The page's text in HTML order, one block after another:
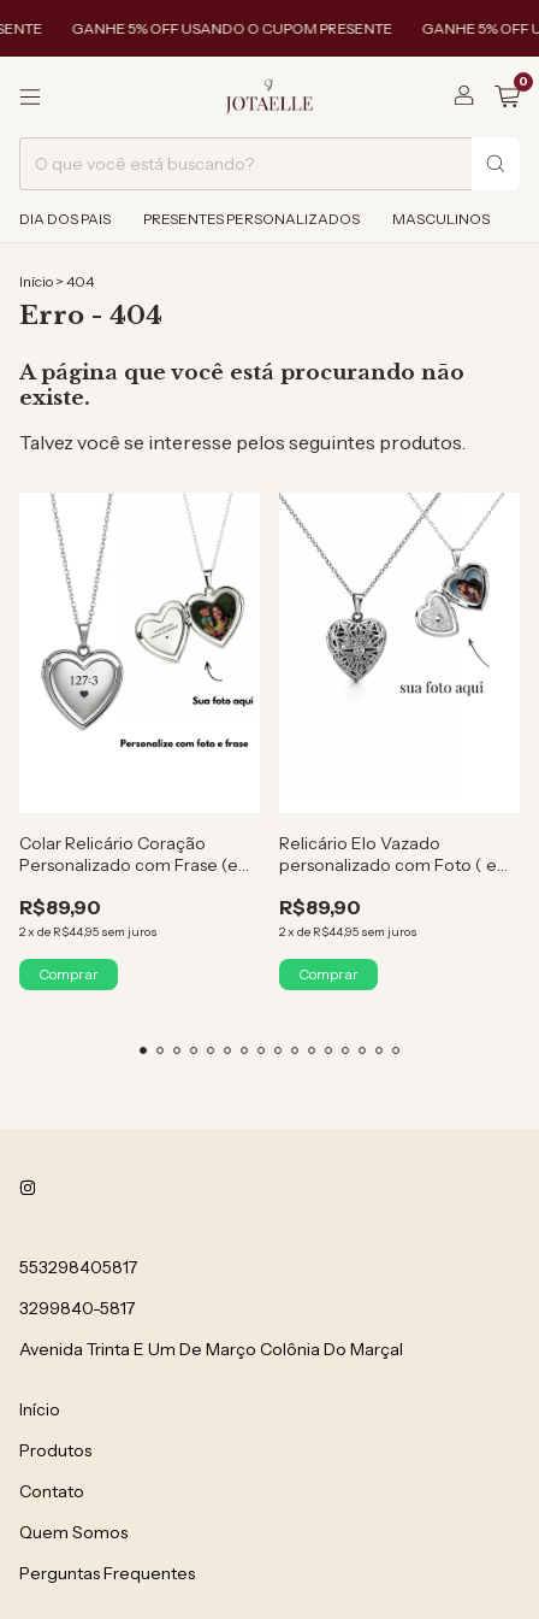
GANHE 5% OFF USANDO O CUPOM PRESENTE GANHE 5% OFF
0
DIA DOS PAIS PRESENTES PERSONALIZADOS MASCULINOS
Início > 404
Erro - 404
A página que você está procurando não
existe.
Talvez você se interesse pelos seguintes produtos.
Colar Relicário Coração
Personalizado com Frase (em
R$89,90
2x de R$44,95 sem juros
Comprar
Relicário Elo Vazado
personalizado com Foto ( em
R$89,90
2x de R$44,95 sem juros
553298405817
3299840-5817
Avenida Trinta E Um De Março Colônia Do Marçal
Início
Produtos
Contato
Quem Somos
Perguntas Frequentes